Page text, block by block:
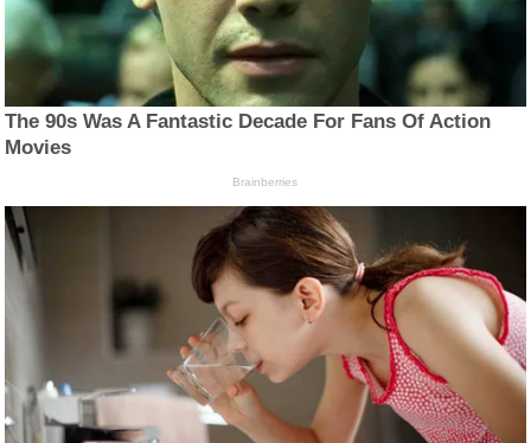
The 90s Was A Fantastic Decade For Fans Of Action
Movies
Brainberries